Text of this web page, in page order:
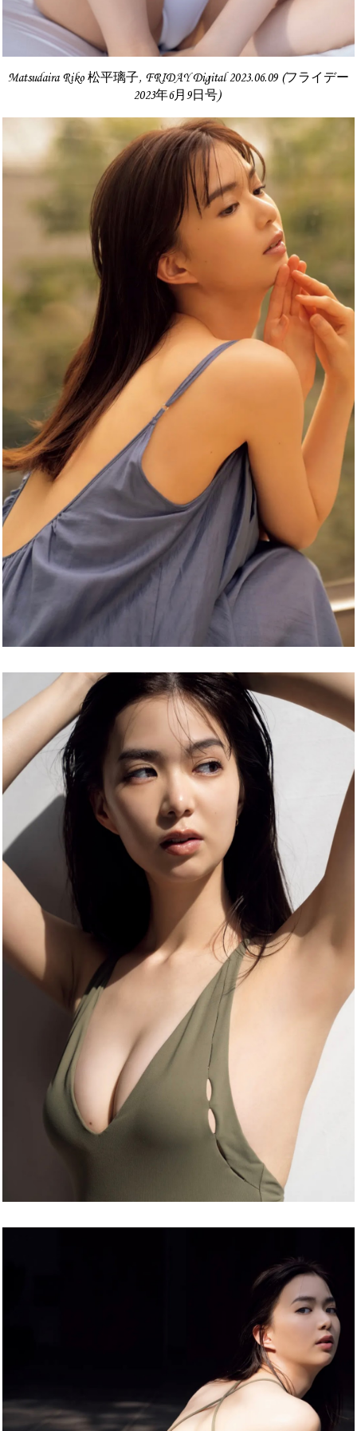
Matsudaira Riko 松平璃子, FRIDAY Digital 2023.06.09 (フライデー
2023年6月9日号)